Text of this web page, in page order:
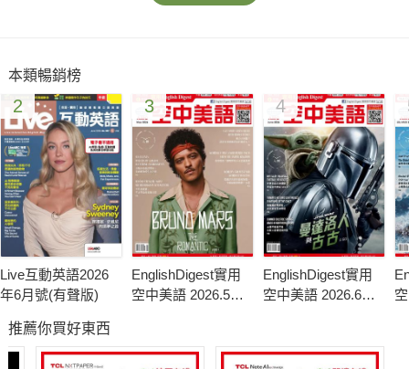
本類暢銷榜
2
Live互動英語2026
年6月號(有聲版)
3
EnglishDigest實用
空中美語 2026.5月
4
EnglishDigest實用
空中美語 2026.6月
推薦你買好東西